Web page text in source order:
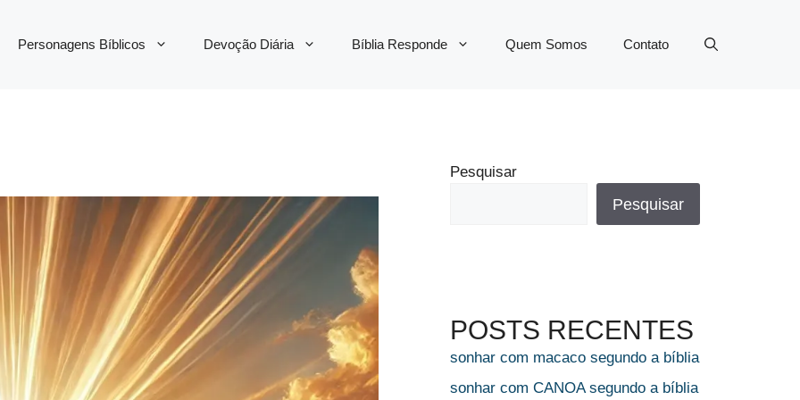
Personagens Bíblicos Devoção Diária Bíblia Responde Quem Somos Contato
Pesquisar
Pesquisar
POSTS RECENTES
sonhar com macaco segundo a bíblia
sonhar com CANOA segundo a bíblia